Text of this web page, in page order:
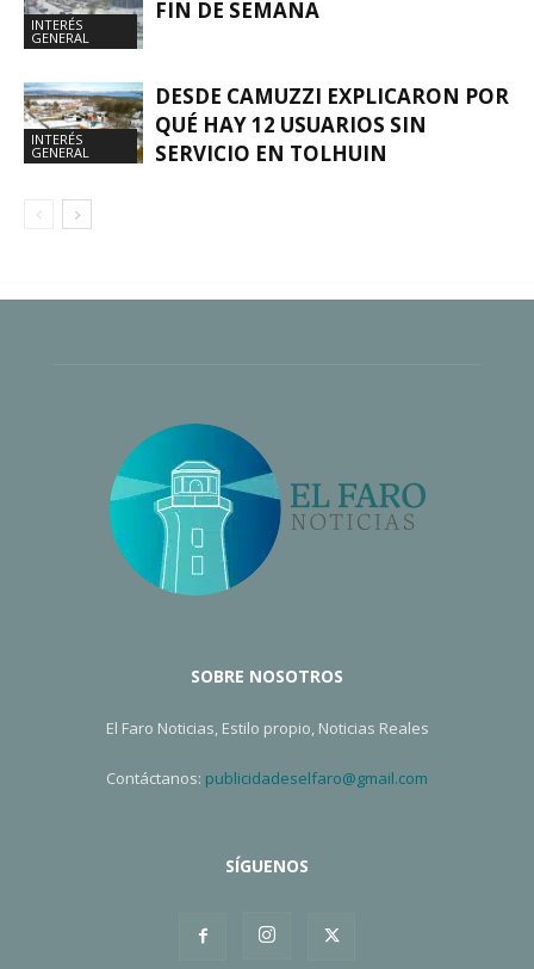
INTERÉS
GENERAL
FIN DE SEMANA
INTERÉS
GENERAL
DESDE CAMUZZI EXPLICARON POR
QUÉ HAY 12 USUARIOS SIN
SERVICIO EN TOLHUIN
SOBRE NOSOTROS
El Faro Noticias, Estilo propio, Noticias Reales
Contáctanos: publicidadeselfaro@gmail.com
SÍGUENOS